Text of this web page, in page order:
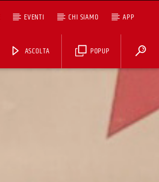
EVENTI CHI SIAMO APP
POPUP
ASCOLTA